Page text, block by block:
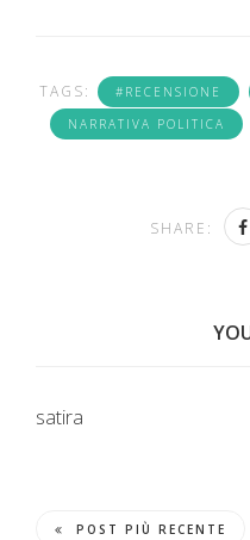
TAGS: #RECENSIONE
NARRATIVA POLITICA
SHARE:
satira
POST PIÙ RECENTE